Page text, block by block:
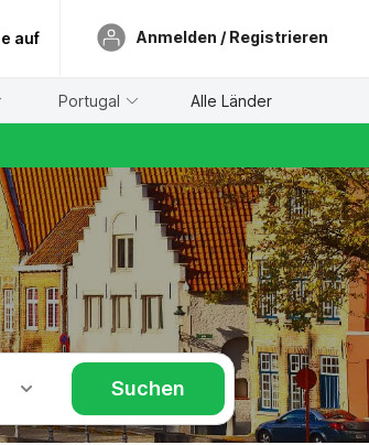
auf Anmelden / Registrieren
Portugal Alle Länder
Suchen